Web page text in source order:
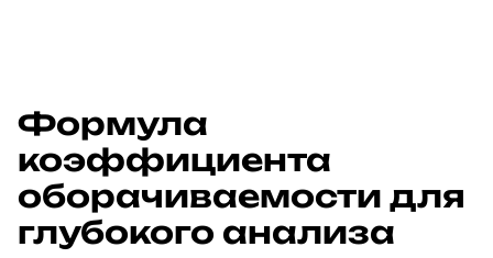
Формула
коэффициента
оборачиваемости для
глубокого анализа